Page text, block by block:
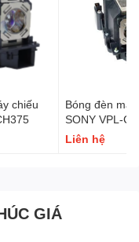
chiếu
Bóng đèn
SONY VPL-
Liên hệ
GIÁ